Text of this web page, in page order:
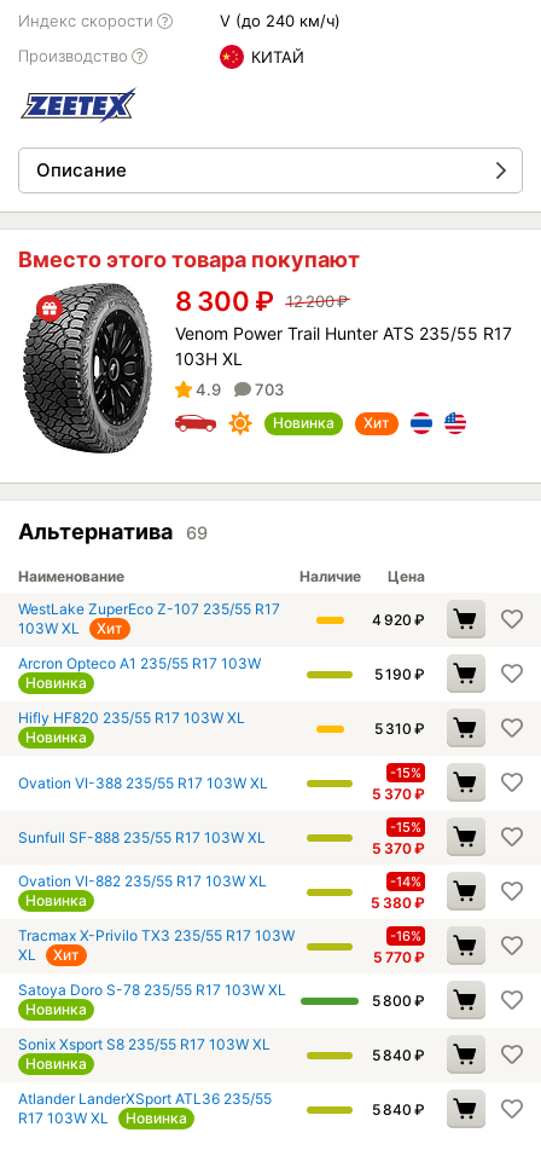
Индекс скорости
V (до 240 км/ч)
Производство
КИТАЙ
Описание
Вместо этого товара покупают
8 300 ₽ 12 200₽
Venom Power Trail Hunter ATS 235/55 R17
103H XL
4.9 703
Новинка Хит
Альтернатива 69
Наименование Наличие
Цена
WestLake ZuperEco Z-107 235/55 R17
103W XL
Хит 4 920 ₽
Arcron Opteco A1 235/55 R17 103W
Новинка
5 190 ₽
Hifly HF820 235/55 R17 103W XL
Новинка
5 310 ₽
Ovation VI-388 235/55 R17 103W XL
-15%
5 370₽
Sunfull SF-888 235/55 R17 103W XL
-15%
5 370₽
Ovation VI-882 235/55 R17 103W XL
Новинка
-14%
5 380₽
Tracmax X-Privilo TX3 235/55 R17 103W
XL
Хит
-16%
5 770₽
Satoya Doro S-78 235/55 R17 103W XL
Новинка
5 800 ₽
Sonix Xsport S8 235/55 R17 103W XL
Новинка
5 840 ₽
Atlander LanderXSport ATL36 235/55
R17 103W XL
Новинка 5 840 ₽